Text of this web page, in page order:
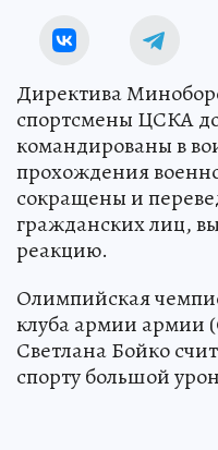
Директива
спортсмены ЦСКА
командированы в
прохождения
сокращены и
гражданских лиц,
реакцию.
Олимпийская
клуба армии
Светлана Бойко
спорту большой